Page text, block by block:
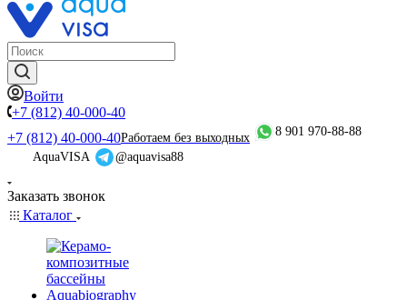
Войти
+7 (812) 40-000-40
+7 (812) 40-000-40Работаем без выходных
8 901 970-88-88
AquaVISA
@aquavisa88
Заказать звонок
Каталог